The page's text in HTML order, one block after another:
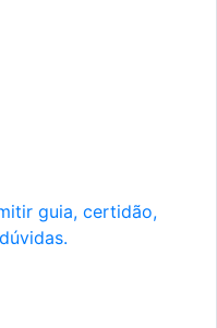
guia, certidão,